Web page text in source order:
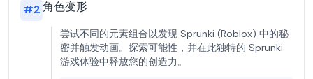
#2角色变形
尝试不同的元素组合以发现 Sprunki (Roblox) 中的秘
密并触发动画。探索可能性，并在此独特的 Sprunki
游戏体验中释放您的创造力。